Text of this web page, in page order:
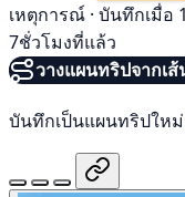
เหตุการณ์ · บันทึกเมื่อ
7ชั่วโมงที่แล้ว
วางแผนทริปจากเ
บันทึกเป็นแผนทริปให